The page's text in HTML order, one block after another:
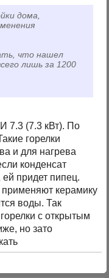
дома,
что нашел
лишь за 1200
7.3 (7.3 кВт). По
горелки
и для нагрева
конденсат
ей придет пипец.
керамику
воды. Так
с открытым
но зато